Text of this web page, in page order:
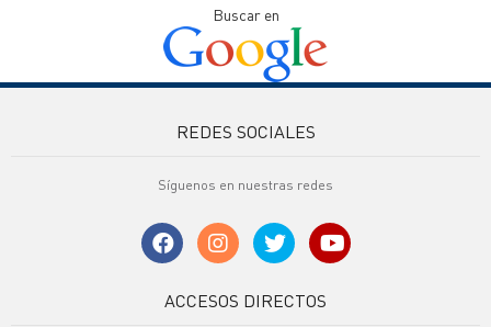
Buscar en
REDES SOCIALES
Síguenos en nuestras redes
ACCESOS DIRECTOS